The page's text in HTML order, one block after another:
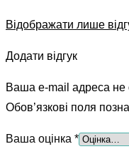
Відображати лише
Додати відгук
Ваша e-mail адреса
Обов’язкові поля
Ваша оцінка *